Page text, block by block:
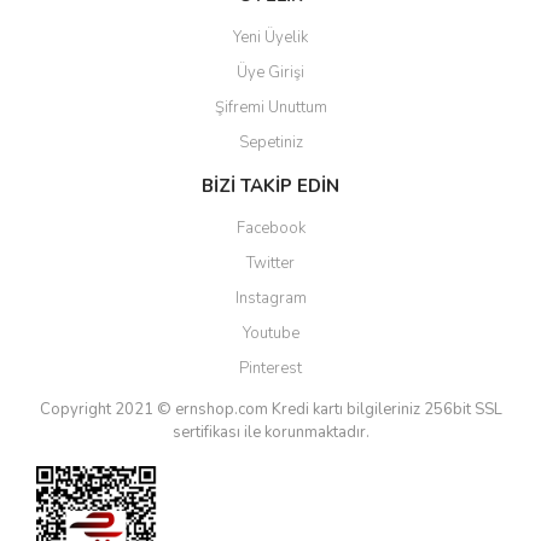
Yeni Üyelik
Üye Girişi
Şifremi Unuttum
Sepetiniz
BİZİ TAKİP EDİN
Facebook
Twitter
Instagram
Youtube
Pinterest
Copyright 2021 © ernshop.com Kredi kartı bilgileriniz 256bit SSL
sertifikası ile korunmaktadır.